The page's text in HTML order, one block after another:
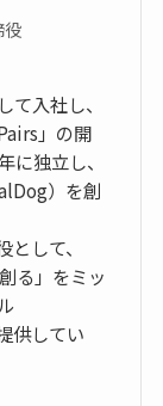
入社し、
」の開
独立し、
）を創
して、
る」をミッ
供してい